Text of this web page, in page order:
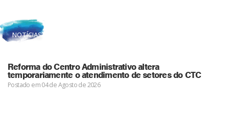
NOTÍCIAS
Reforma do Centro Administrativo altera
temporariamente o atendimento de setores do CTC
Postado em 04 de Agosto de 2026